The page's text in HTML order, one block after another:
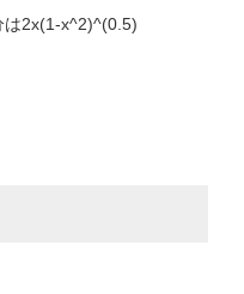
2x(1-x^2)^(0.5)